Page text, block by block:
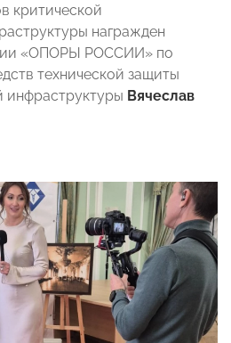
критической
награжден
«ОПОРЫ РОССИИ» по
технической защиты
инфраструктуры Вячеслав